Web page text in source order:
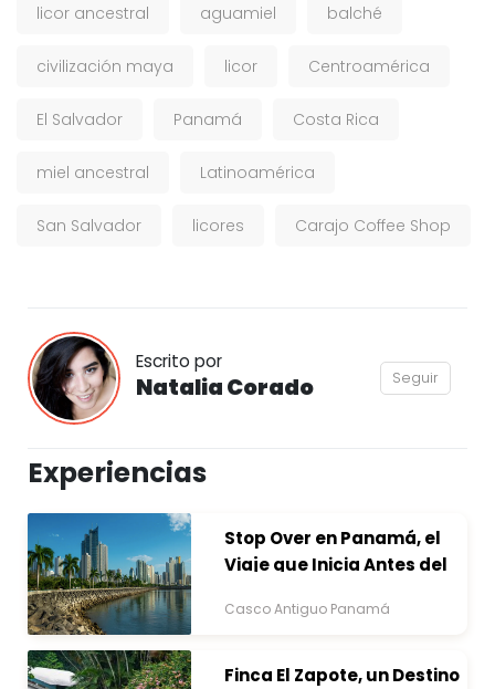
licor ancestral aguamiel balché
civilización maya licor Centroamérica
El Salvador Panamá Costa Rica
miel ancestral Latinoamérica
San Salvador licores Carajo Coffee Shop
Escrito por
Natalia Corado Seguir
Experiencias
Stop Over en Panamá, el
Viaje que Inicia Antes del
Casco Antiguo Panamá
Finca El Zapote, un Destino